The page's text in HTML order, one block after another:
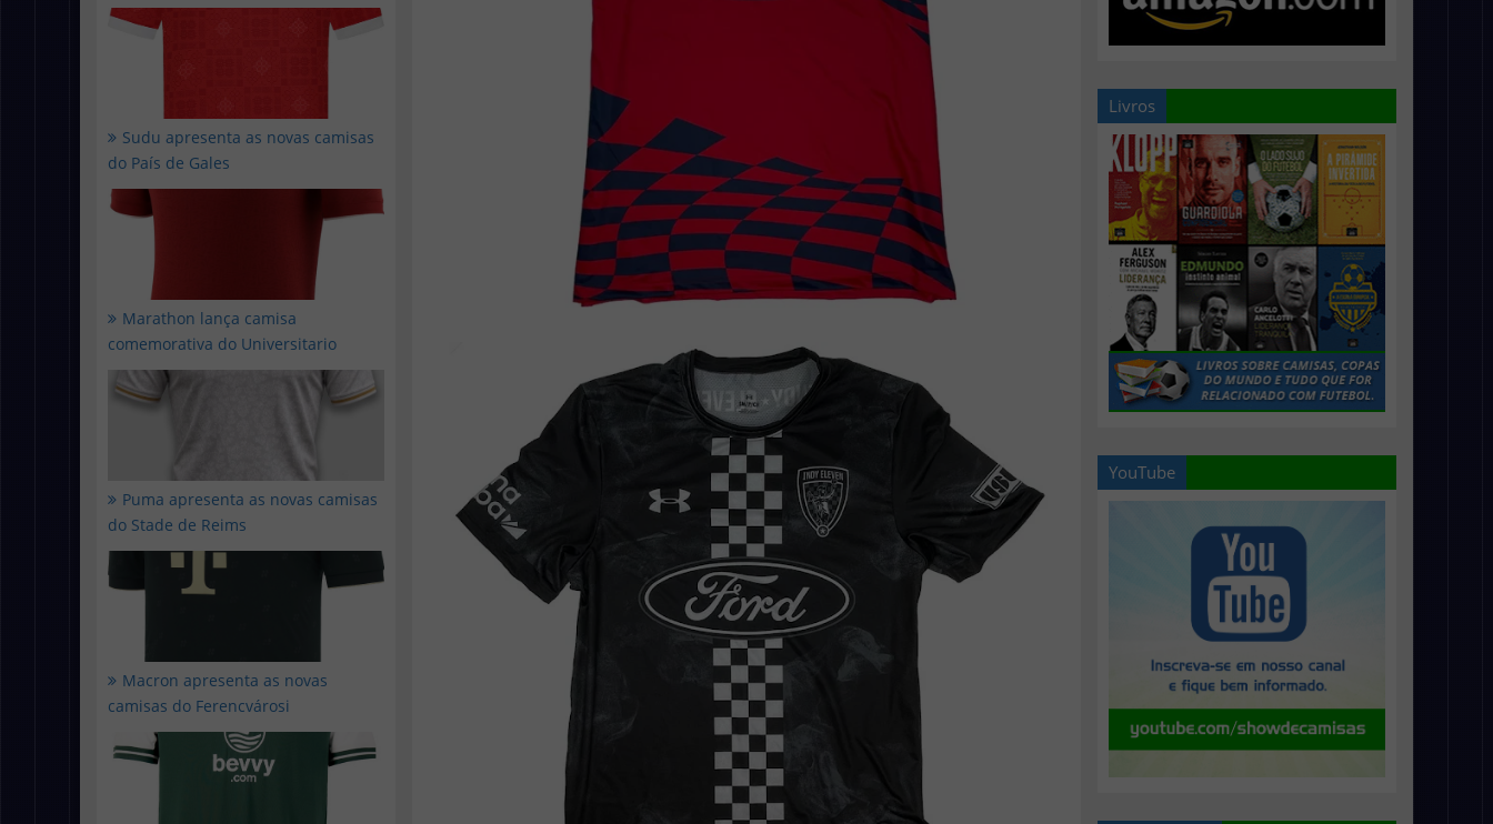
Sudu apresenta as novas camisas
do País de Gales
Marathon lança camisa
comemorativa do Universitario
Puma apresenta as novas camisas
do Stade de Reims
Macron apresenta as novas
camisas do Ferencvárosi
Livros
YouTube